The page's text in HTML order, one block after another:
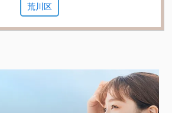
荒川区